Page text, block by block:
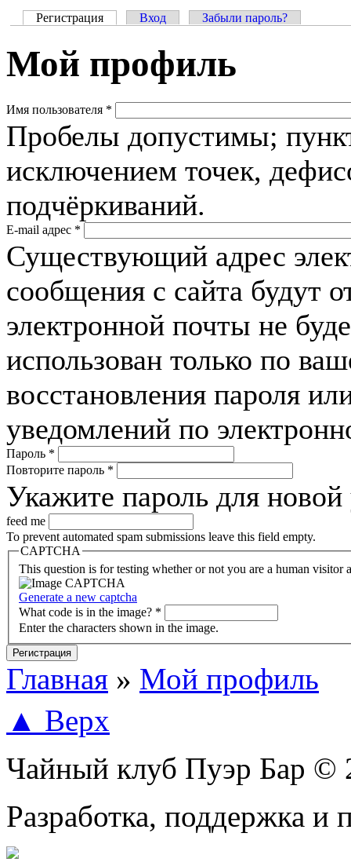
Регистрация (активная вкладка)
Вход Забыли пароль?
Мой профиль
Имя пользователя *
Пробелы допустимы;
исключением точек,
подчёркиваний.
E-mail адрес *
Существующий адрес
сообщения с сайта будут
электронной почты не
использован только по
восстановления пароля
уведомлений по
Пароль *
Повторите пароль *
Укажите пароль для
feed me
To prevent automated spam submissions leave this field empty.
CAPTCHA
This question is for testing whether or not you are a human visitor
Generate a new captcha
What code is in the image? *
Enter the characters shown in the image.
Вы здесь
Главная » Мой профиль
▲ Верх
Чайный клуб Пуэр Бар ©
Разработка, поддержка и